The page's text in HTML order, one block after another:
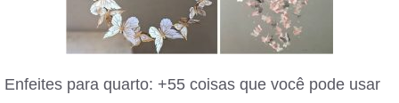
Enfeites para quarto: +55 coisas que você pode usar